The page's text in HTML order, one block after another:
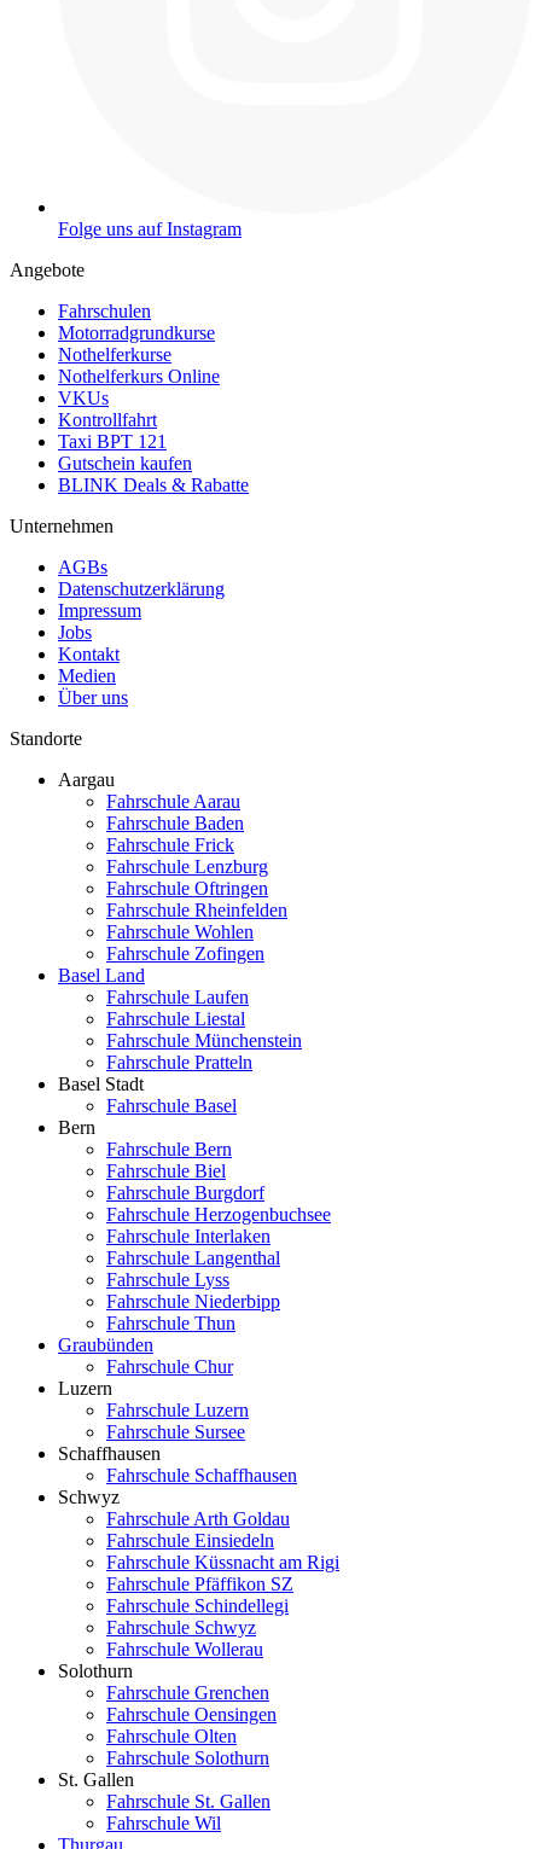
Folge uns auf Instagram
Angebote
Fahrschulen
Motorradgrundkurse
Nothelferkurse
Nothelferkurs Online
VKUs
Kontrollfahrt
Taxi BPT 121
Gutschein kaufen
BLINK Deals & Rabatte
Unternehmen
AGBs
Datenschutzerklärung
Impressum
Jobs
Kontakt
Medien
Über uns
Standorte
Aargau
Fahrschule Aarau
Fahrschule Baden
Fahrschule Frick
Fahrschule Lenzburg
Fahrschule Oftringen
Fahrschule Rheinfelden
Fahrschule Wohlen
Fahrschule Zofingen
Basel Land
Fahrschule Laufen
Fahrschule Liestal
Fahrschule Münchenstein
Fahrschule Pratteln
Basel Stadt
Fahrschule Basel
Bern
Fahrschule Bern
Fahrschule Biel
Fahrschule Burgdorf
Fahrschule Herzogenbuchsee
Fahrschule Interlaken
Fahrschule Langenthal
Fahrschule Lyss
Fahrschule Niederbipp
Fahrschule Thun
Graubünden
Fahrschule Chur
Luzern
Fahrschule Luzern
Fahrschule Sursee
Schaffhausen
Fahrschule Schaffhausen
Schwyz
Fahrschule Arth Goldau
Fahrschule Einsiedeln
Fahrschule Küssnacht am Rigi
Fahrschule Pfäffikon SZ
Fahrschule Schindellegi
Fahrschule Schwyz
Fahrschule Wollerau
Solothurn
Fahrschule Grenchen
Fahrschule Oensingen
Fahrschule Olten
Fahrschule Solothurn
St. Gallen
Fahrschule St. Gallen
Fahrschule Wil
Thurgau